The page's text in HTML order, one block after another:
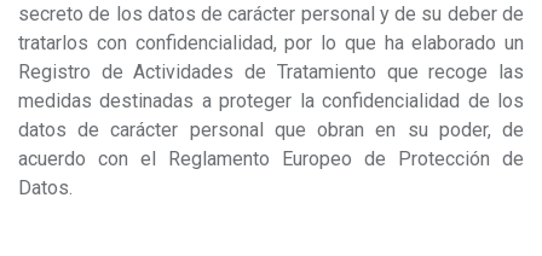
secreto de los datos de carácter personal y de su deber de
tratarlos con confidencialidad, por lo que ha elaborado un
Registro de Actividades de Tratamiento que recoge las
medidas destinadas a proteger la confidencialidad de los
datos de carácter personal que obran en su poder, de
acuerdo con el Reglamento Europeo de Protección de
Datos.